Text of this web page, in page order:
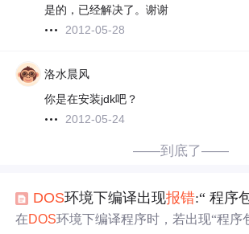
是的，已经解决了。谢谢
2012-05-28
洛水晨风
你是在安装jdk吧？
2012-05-24
——到底了——
DOS环境下编译出现报错:“ 程序包
在DOS环境下编译程序时，若出现“程序